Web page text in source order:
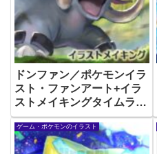
ドンファン／ポケモンイラ
スト・ファンアート+イラ
ストメイキングタイムラプ
スあり
ゲーム・ポケモンのイラスト